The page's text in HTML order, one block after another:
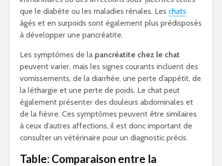
que le diabète ou les maladies rénales. Les chats
âgés et en surpoids sont également plus prédisposés
à développer une pancréatite.
Les symptômes de la pancréatite chez le chat
peuvent varier, mais les signes courants incluent des
vomissements, de la diarrhée, une perte d’appétit, de
la léthargie et une perte de poids. Le chat peut
également présenter des douleurs abdominales et
de la fièvre. Ces symptômes peuvent être similaires
à ceux d’autres affections, il est donc important de
consulter un vétérinaire pour un diagnostic précis.
Table: Comparaison entre la